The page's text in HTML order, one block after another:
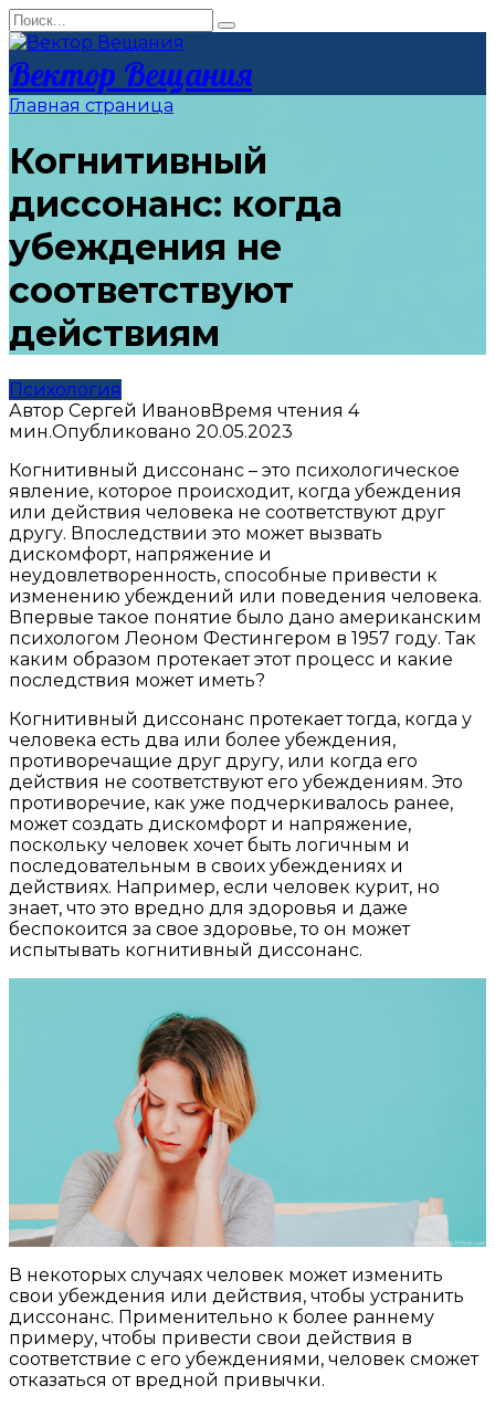
Перейти
к
контенту
Search
for:
Вектор Вещания
Главная страница
Когнитивный
диссонанс: когда
убеждения не
соответствуют
действиям
Психология
Автор Сергей ИвановВремя чтения 4
мин.Опубликовано 20.05.2023
Когнитивный диссонанс – это психологическое
явление, которое происходит, когда убеждения
или действия человека не соответствуют друг
другу. Впоследствии это может вызвать
дискомфорт, напряжение и
неудовлетворенность, способные привести к
изменению убеждений или поведения человека.
Впервые такое понятие было дано американским
психологом Леоном Фестингером в 1957 году. Так
каким образом протекает этот процесс и какие
последствия может иметь?
Когнитивный диссонанс протекает тогда, когда у
человека есть два или более убеждения,
противоречащие друг другу, или когда его
действия не соответствуют его убеждениям. Это
противоречие, как уже подчеркивалось ранее,
может создать дискомфорт и напряжение,
поскольку человек хочет быть логичным и
последовательным в своих убеждениях и
действиях. Например, если человек курит, но
знает, что это вредно для здоровья и даже
беспокоится за свое здоровье, то он может
испытывать когнитивный диссонанс.
В некоторых случаях человек может изменить
свои убеждения или действия, чтобы устранить
диссонанс. Применительно к более раннему
примеру, чтобы привести свои действия в
соответствие с его убеждениями, человек сможет
отказаться от вредной привычки.